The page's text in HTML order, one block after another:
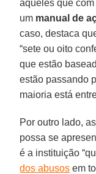
aqueles que
um manual de
caso, destaca
“sete ou oito
que estão
estão passando
maioria está
Por outro lado,
possa se
é a instituição
dos abusos em